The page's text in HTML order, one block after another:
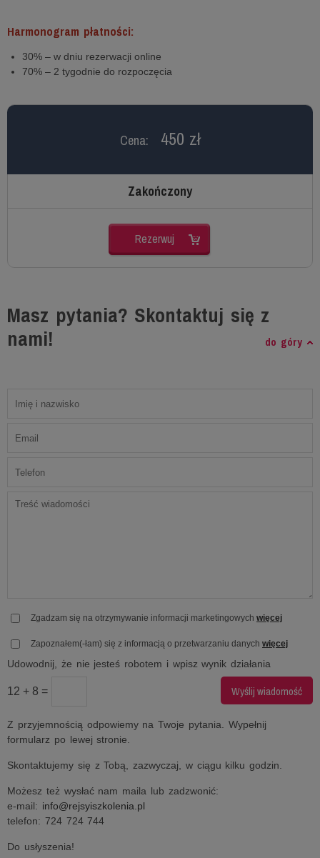
Harmonogram płatności:
30% – w dniu rezerwacji online
70% – 2 tygodnie do rozpoczęcia
Cena: 450 zł
Zakończony
Rezerwuj
Masz pytania? Skontaktuj się z
nami!
do góry
Zgadzam się na otrzymywanie informacji marketingowych więcej
Zapoznałem(-łam) się z informacją o przetwarzaniu danych więcej
Udowodnij, że nie jesteś robotem i wpisz wynik działania
12 + 8 =
Z przyjemnością odpowiemy na Twoje pytania. Wypełnij
formularz po lewej stronie.
Skontaktujemy się z Tobą, zazwyczaj, w ciągu kilku godzin.
Możesz też wysłać nam maila lub zadzwonić:
e-mail: info@rejsyiszkolenia.pl
telefon: 724 724 744
Do usłyszenia!